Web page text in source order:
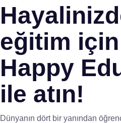
eğitim için
Happy
ile atın!
Dünyanın dört bir yanından